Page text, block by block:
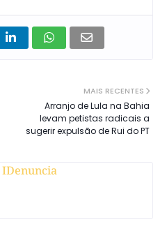
MAIS RECENTES
Arranjo de Lula na Bahia
levam petistas radicais a
sugerir expulsão de Rui do PT
IDenuncia